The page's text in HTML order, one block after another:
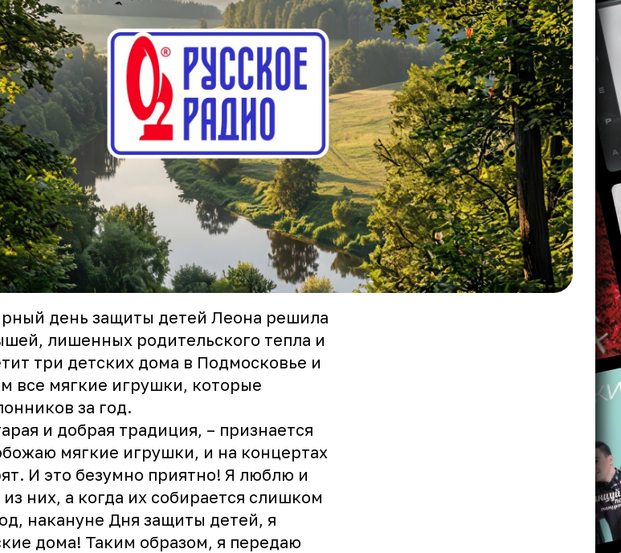
день защиты детей Леона решила
лишенных родительского тепла и
три детских дома в Подмосковье и
все мягкие игрушки, которые
за год.
и добрая традиция, – признается
мягкие игрушки, и на концертах
И это безумно приятно! Я люблю и
них, а когда их собирается слишком
накануне Дня защиты детей, я
дома! Таким образом, я передаю